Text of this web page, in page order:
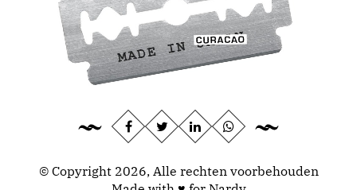
© Copyright 2026, Alle rechten voorbehouden